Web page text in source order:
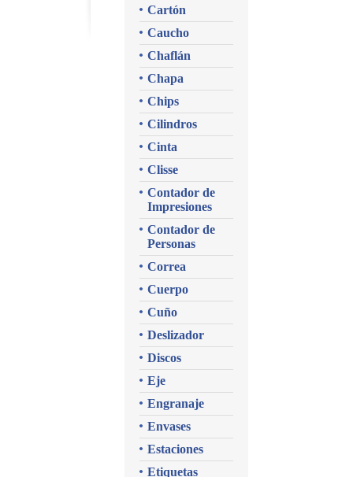
Cartón
Caucho
Chaflán
Chapa
Chips
Cilindros
Cinta
Clisse
Contador de
Impresiones
Contador de
Personas
Correa
Cuerpo
Cuño
Deslizador
Discos
Eje
Engranaje
Envases
Estaciones
Etiquetas